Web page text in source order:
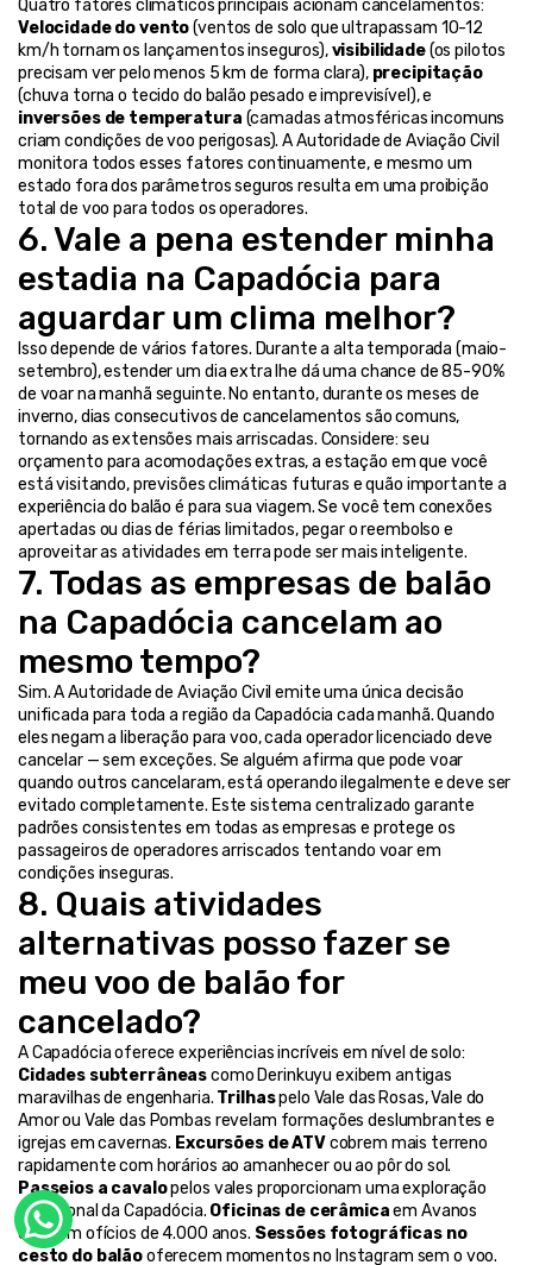
Velocidade do vento (ventos de solo que ultrapassam 10-12
km/h tornam os lançamentos inseguros), visibilidade (os pilotos
precisam ver pelo menos 5 km de forma clara), precipitação
inversões de temperatura (camadas atmosféricas incomuns
criam condições de voo perigosas). A Autoridade de Aviação Civil
monitora todos esses fatores continuamente, e mesmo um
estado fora dos parâmetros seguros resulta em uma proibição
total de voo para todos os operadores.
6. Vale a pena estender minha
estadia na Capadócia para
aguardar um clima melhor?
Isso depende de vários fatores. Durante a alta temporada (maio-
setembro), estender um dia extra lhe dá uma chance de 85-90%
de voar na manhã seguinte. No entanto, durante os meses de
inverno, dias consecutivos de cancelamentos são comuns,
tornando as extensões mais arriscadas. Considere: seu
orçamento para acomodações extras, a estação em que você
está visitando, previsões climáticas futuras e quão importante a
experiência do balão é para sua viagem. Se você tem conexões
apertadas ou dias de férias limitados, pegar o reembolso e
aproveitar as atividades em terra pode ser mais inteligente.
7. Todas as empresas de balão
na Capadócia cancelam ao
mesmo tempo?
Sim. A Autoridade de Aviação Civil emite uma única decisão
unificada para toda a região da Capadócia cada manhã. Quando
eles negam a liberação para voo, cada operador licenciado deve
cancelar — sem exceções. Se alguém afirma que pode voar
quando outros cancelaram, está operando ilegalmente e deve ser
evitado completamente. Este sistema centralizado garante
padrões consistentes em todas as empresas e protege os
passageiros de operadores arriscados tentando voar em
condições inseguras.
8. Quais atividades
alternativas posso fazer se
meu voo de balão for
cancelado?
Cidades subterrâneas como Derinkuyu exibem antigas
maravilhas de engenharia. Trilhas pelo Vale das Rosas, Vale do
Amor ou Vale das Pombas revelam formações deslumbrantes e
igrejas em cavernas. Excursões de ATV cobrem mais terreno
Passeios a cavalo pelos vales proporcionam uma exploração
tradicional da Capadócia. Oficinas de cerâmica em Avanos
ensinam ofícios de 4.000 anos. Sessões fotográficas no
cesto do balão oferecem momentos no Instagram sem o voo.